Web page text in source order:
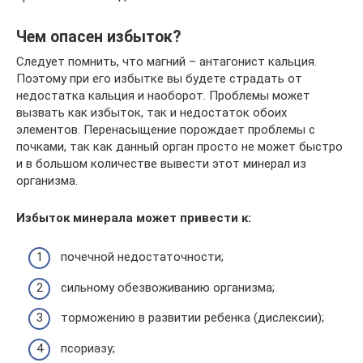
Чем опасен избыток?
Следует помнить, что магний – антагонист кальция.
Поэтому при его избытке вы будете страдать от
недостатка кальция и наоборот. Проблемы может
вызвать как избыток, так и недостаток обоих
элементов. Перенасыщение порождает проблемы с
почками, так как данный орган просто не может быстро
и в большом количестве вывести этот минерал из
организма.
Избыток минерала может привести к:
почечной недостаточности;
сильному обезвоживанию организма;
торможению в развитии ребенка (дислексии);
псориазу;